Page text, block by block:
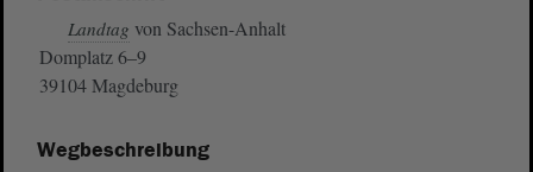
Landtag von Sachsen-Anhalt
Domplatz 6–9
39104 Magdeburg
Wegbeschreibung